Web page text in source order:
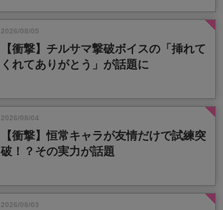
2026/08/05
【衝撃】チルサマ撃破ボイスの「挿れて
くれてありがとう」が話題に
2026/08/04
【衝撃】恒常キャラが友情だけで試練突
破！？その実力が話題
2026/08/03